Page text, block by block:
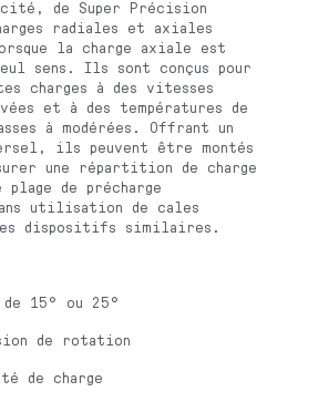
de Super Précision
radiales et axiales
la charge axiale est
sens. Ils sont conçus pour
charges à des vitesses
et à des températures de
à modérées. Offrant un
ils peuvent être montés
une répartition de charge
plage de précharge
utilisation de cales
dispositifs similaires.
15° ou 25°
de rotation
de charge